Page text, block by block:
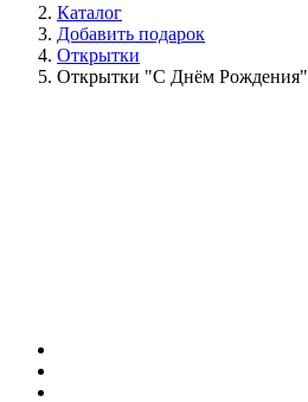
Каталог
Добавить подарок
Открытки
Открытки "С Днём Рождения"